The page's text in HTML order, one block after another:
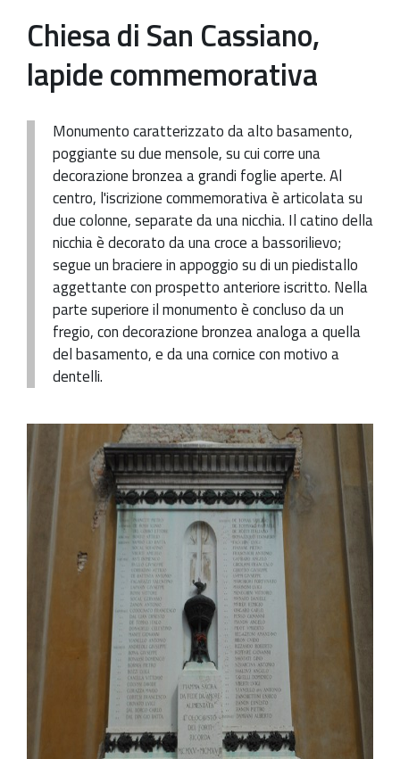
Patrimonio Storico-Artistico
Ufficio Esportazione
Servizi
Galleria
Contatti
Chiesa di San Cassiano,
lapide commemorativa
Monumento caratterizzato da alto basamento,
poggiante su due mensole, su cui corre una
decorazione bronzea a grandi foglie aperte. Al
centro, l'iscrizione commemorativa è articolata su
due colonne, separate da una nicchia. Il catino della
nicchia è decorato da una croce a bassorilievo;
segue un braciere in appoggio su di un piedistallo
aggettante con prospetto anteriore iscritto. Nella
parte superiore il monumento è concluso da un
fregio, con decorazione bronzea analoga a quella
del basamento, e da una cornice con motivo a
dentelli.